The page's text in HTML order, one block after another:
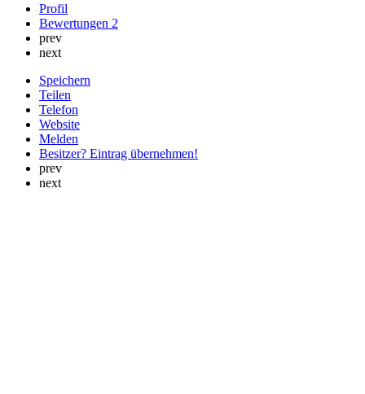
Profil
Bewertungen 2
prev
next
Speichern
Teilen
Telefon
Website
Melden
Besitzer? Eintrag übernehmen!
prev
next